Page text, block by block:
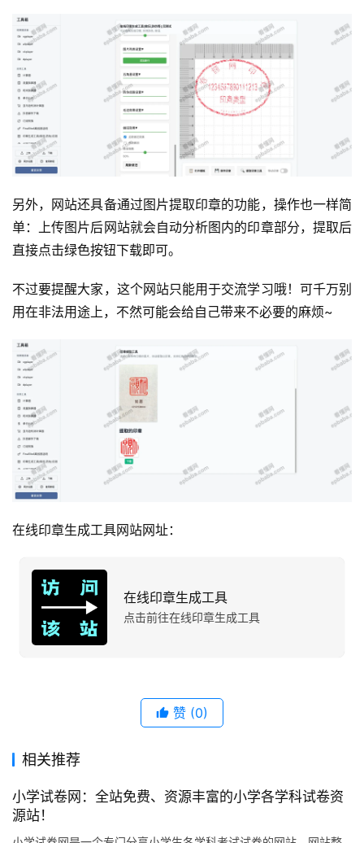
运
营
品
另外，网站还具备通过图片提取印章的功能，操作也一样简
单：上传图片后网站就会自动分析图内的印章部分，提取后
直接点击绿色按钮下载即可。
不过要提醒大家，这个网站只能用于交流学习哦！可千万别
用在非法用途上，不然可能会给自己带来不必要的麻烦~
在线印章生成工具网站网址：
在线印章生成工具
点击前往在线印章生成工具
赞 (0)
相关推荐
小学试卷网：全站免费、资源丰富的小学各学科试卷资
源站！